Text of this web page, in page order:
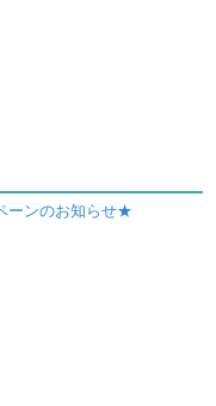
ーンのお知らせ★